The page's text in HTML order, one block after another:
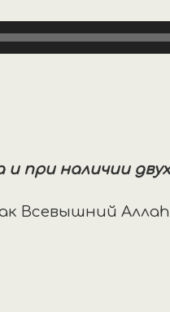
и при наличии
Всевышний